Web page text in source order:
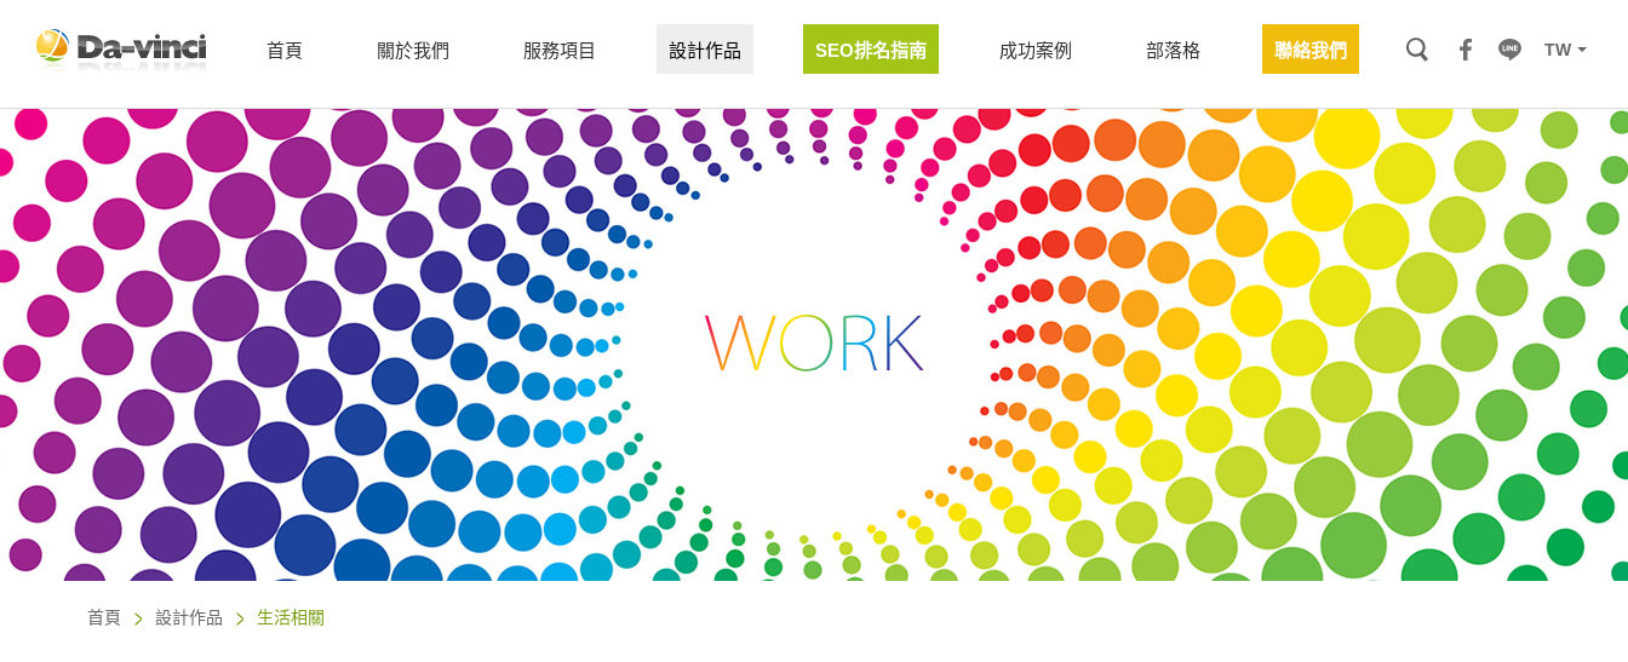
TW
首頁 關於我們 服務項目 設計作品 SEO排名指南 成功案例 部落格 聯絡我們
首頁 設計作品 生活相關